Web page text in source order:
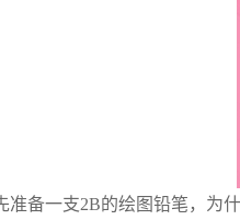
备一支2B的绘图铅笔，为